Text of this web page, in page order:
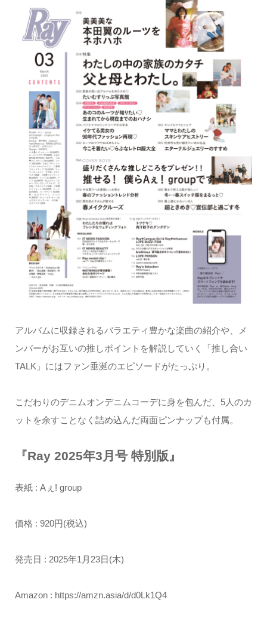
アルバムに収録されるバラエティ豊かな楽曲の紹介や、メ
ンバーがお互いの推しポイントを解説していく「推し合い
TALK」にはファン垂涎のエピソードがたっぷり。
こだわりのデニムオンデニムコーデに身を包んだ、5人のカ
ットを余すことなく詰め込んだ両面ピンナップも付属。
『Ray 2025年3月号 特別版』
表紙 : Aぇ! group
価格 : 920円(税込)
発売日 : 2025年1月23日(木)
Amazon : https://amzn.asia/d/d0Lk1Q4